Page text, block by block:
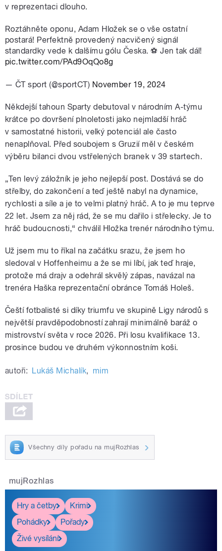
v reprezentaci dlouho.
Roztáhněte oponu, Adam Hložek se o vše ostatní
postará! Perfektně provedený nacvičený signál
standardky vede k dalšímu gólu Česka. ⚽️ Jen tak dál!
pic.twitter.com/PAd9OqQo8g
— ČT sport (@sportCT) November 19, 2024
Někdejší tahoun Sparty debutoval v národním A-týmu
krátce po dovršení plnoletosti jako nejmladší hráč
v samostatné historii, velký potenciál ale často
nenaplňoval. Před soubojem s Gruzií měl v českém
výběru bilanci dvou vstřelených branek v 39 startech.
„Ten levý záložník je jeho nejlepší post. Dostává se do
střelby, do zakončení a teď ještě nabyl na dynamice,
rychlosti a síle a je to velmi platný hráč. A to je mu teprve
22 let. Jsem za něj rád, že se mu dařilo i střelecky. Je to
hráč budoucnosti,“ chválil Hložka trenér národního týmu.
Už jsem mu to říkal na začátku srazu, že jsem ho
sledoval v Hoffenheimu a že se mi líbí, jak teď hraje,
protože má drajv a odehrál skvělý zápas, navázal na
trenéra Haška reprezentační obránce Tomáš Holeš.
Čeští fotbalisté si díky triumfu ve skupině Ligy národů s
největší pravděpodobností zahrají minimálně baráž o
mistrovství světa v roce 2026. Při losu kvalifikace 13.
prosince budou ve druhém výkonnostním koši.
autoři: Lukáš Michalík, mim
Všechny díly pořadu na mujRozhlas
mujRozhlas
Hry a četby
Krimi
Pohádky
Pořady
Živé vysílání